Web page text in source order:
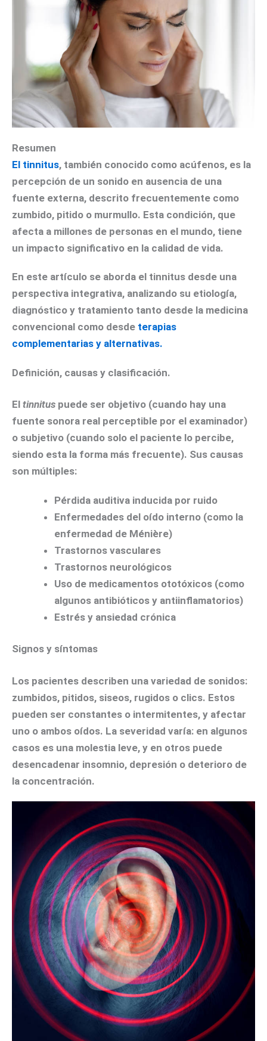
Resumen
El tinnitus, también conocido como acúfenos, es la
percepción de un sonido en ausencia de una
fuente externa, descrito frecuentemente como
zumbido, pitido o murmullo. Esta condición, que
afecta a millones de personas en el mundo, tiene
un impacto significativo en la calidad de vida.
En este artículo se aborda el tinnitus desde una
perspectiva integrativa, analizando su etiología,
diagnóstico y tratamiento tanto desde la medicina
convencional como desde terapias
complementarias y alternativas.
Definición, causas y clasificación.
El tinnitus puede ser objetivo (cuando hay una
fuente sonora real perceptible por el examinador)
o subjetivo (cuando solo el paciente lo percibe,
siendo esta la forma más frecuente). Sus causas
son múltiples:
Pérdida auditiva inducida por ruido
Enfermedades del oído interno (como la
enfermedad de Ménière)
Trastornos vasculares
Trastornos neurológicos
Uso de medicamentos ototóxicos (como
algunos antibióticos y antiinflamatorios)
Estrés y ansiedad crónica
Signos y síntomas
Los pacientes describen una variedad de sonidos:
zumbidos, pitidos, siseos, rugidos o clics. Estos
pueden ser constantes o intermitentes, y afectar
uno o ambos oídos. La severidad varía: en algunos
casos es una molestia leve, y en otros puede
desencadenar insomnio, depresión o deterioro de
la concentración.